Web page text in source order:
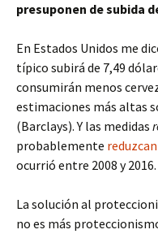
presuponen de subida
En Estados Unidos me
típico subirá de 7,49
consumirán menos
estimaciones más altas
(Barclays). Y las medidas
probablemente
ocurrió entre 2008 y 2016.
La solución al
no es más